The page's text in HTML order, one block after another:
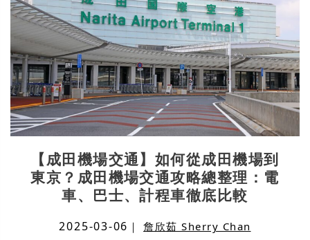
【成田機場交通】如何從成田機場到
東京？成田機場交通攻略總整理：電
車、巴士、計程車徹底比較
2025-03-06 ｜詹欣茹 Sherry Chan